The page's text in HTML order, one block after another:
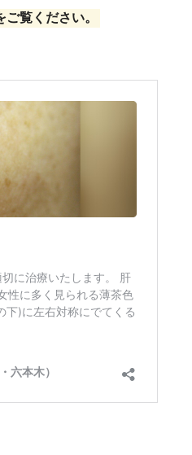
覧ください。